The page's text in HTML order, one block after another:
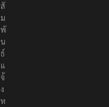
สั
ม
พั
น
ธ์
แ
จ้
ง
ห